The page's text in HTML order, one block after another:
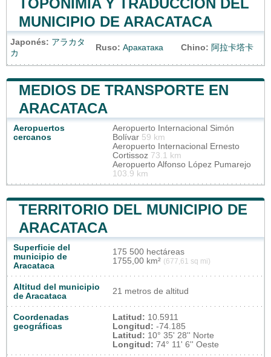
TOPONIMIA Y TRADUCCIÓN DEL
MUNICIPIO DE ARACATACA
Japonés: アラカタ
カ
Ruso: Аракатака Chino: 阿拉卡塔卡
MEDIOS DE TRANSPORTE EN
ARACATACA
Aeropuertos
cercanos
Aeropuerto Internacional Simón
Bolívar 59 km
Aeropuerto Internacional Ernesto
Cortissoz 73.1 km
Aeropuerto Alfonso López Pumarejo
103.9 km
TERRITORIO DEL MUNICIPIO DE
ARACATACA
Superficie del
municipio de
Aracataca
175 500 hectáreas
1755,00 km² (677,61 sq mi)
Altitud del municipio
de Aracataca
21 metros de altitud
Coordenadas
geográficas
Latitud: 10.5911
Longitud: -74.185
Latitud: 10° 35' 28'' Norte
Longitud: 74° 11' 6'' Oeste